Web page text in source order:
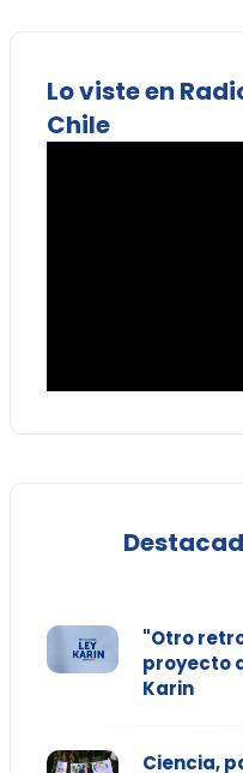
Lo viste en
Chile
"Otro
proyecto
Karin
Ciencia,